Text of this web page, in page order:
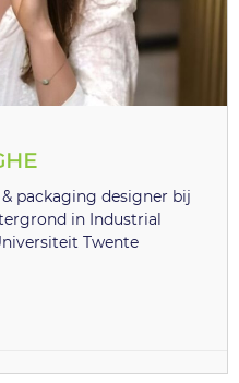
packaging designer bij
in Industrial
Twente